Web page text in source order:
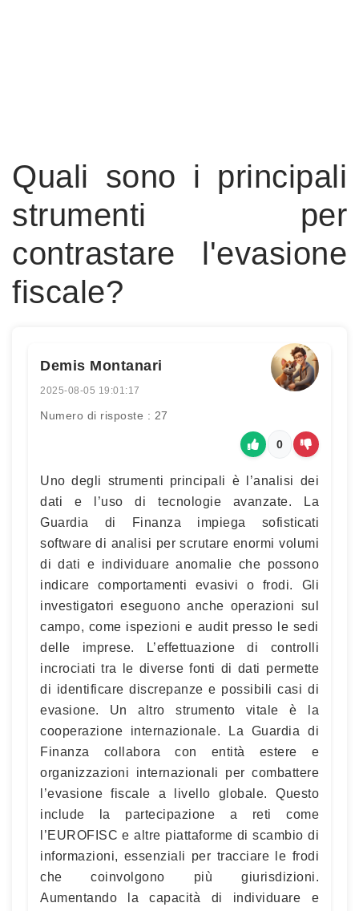
Quali sono i principali
strumenti per
contrastare l'evasione
fiscale?
Demis Montanari
2025-08-05 19:01:17
Numero di risposte : 27
0
Uno degli strumenti principali è l’analisi dei
dati e l’uso di tecnologie avanzate. La
Guardia di Finanza impiega sofisticati
software di analisi per scrutare enormi volumi
di dati e individuare anomalie che possono
indicare comportamenti evasivi o frodi. Gli
investigatori eseguono anche operazioni sul
campo, come ispezioni e audit presso le sedi
delle imprese. L’effettuazione di controlli
incrociati tra le diverse fonti di dati permette
di identificare discrepanze e possibili casi di
evasione. Un altro strumento vitale è la
cooperazione internazionale. La Guardia di
Finanza collabora con entità estere e
organizzazioni internazionali per combattere
l’evasione fiscale a livello globale. Questo
include la partecipazione a reti come
l’EUROFISC e altre piattaforme di scambio di
informazioni, essenziali per tracciare le frodi
che coinvolgono più giurisdizioni.
Aumentando la capacità di individuare e